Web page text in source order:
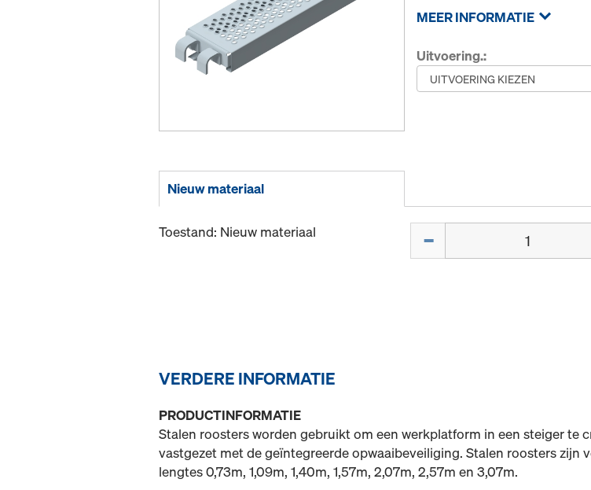
MEER INFORMATIE
Uitvoering.:
Nieuw materiaal
Toestand: Nieuw materiaal
VERDERE INFORMATIE
PRODUCTINFORMATIE
Stalen roosters worden gebruikt om een werkplatform in een steiger te
vastgezet met de geïntegreerde opwaaibeveiliging. Stalen roosters zijn
lengtes 0,73m, 1,09m, 1,40m, 1,57m, 2,07m, 2,57m en 3,07m.